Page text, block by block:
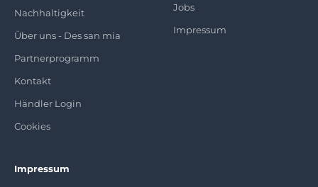
Nachhaltigkeit
Über uns - Des san mia
Partnerprogramm
Kontakt
Händler Login
Cookies
Jobs
Impressum
Impressum